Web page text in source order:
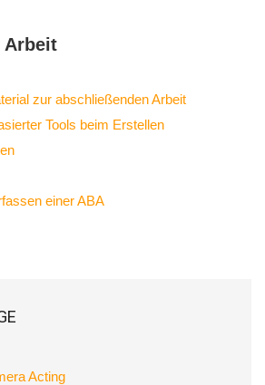
Arbeit
zur abschließenden Arbeit
Tools beim Erstellen
einer ABA
Acting